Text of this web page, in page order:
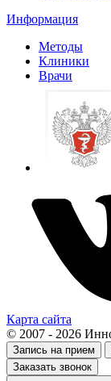
Информация
Методы
Клиники
Врачи
Карта сайта
© 2007 - 2026
Запись на прием
Заказать звонок